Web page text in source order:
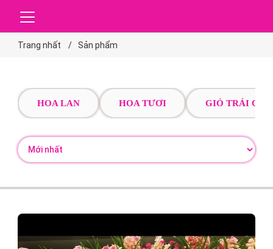
Trang nhất Sản phẩm
HOA LAN HOA TƯƠI GIỎ TRÁI CÂY